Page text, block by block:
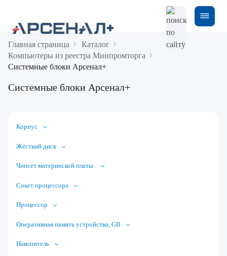
Главная страница
Каталог
Компьютеры из реестра Минпромторга
Системные блоки Арсенал+
Системные блоки Арсенал+
Корпус
Жёсткий диск
Чипсет материнской платы:
Сокет процессора
Процессор
Оперативная память устройства, GB
Накопитель